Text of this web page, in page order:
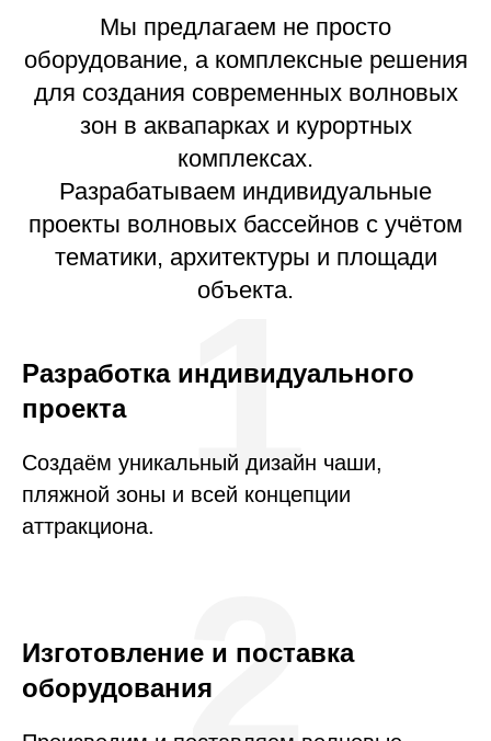
Мы предлагаем не просто
оборудование, а комплексные решения
для создания современных волновых
зон в аквапарках и курортных
комплексах.
Разрабатываем индивидуальные
проекты волновых бассейнов с учётом
тематики, архитектуры и площади
объекта.
Разработка индивидуального
проекта
Создаём уникальный дизайн чаши,
пляжной зоны и всей концепции
аттракциона.
1
Изготовление и поставка
оборудования2